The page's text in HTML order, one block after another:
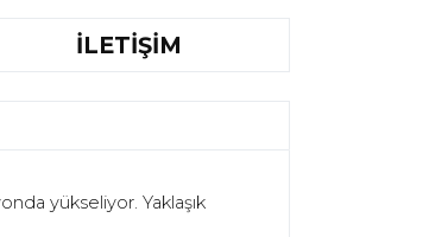
İLETİŞİM
yükseliyor. Yaklaşık